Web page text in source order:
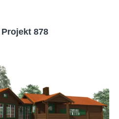
Projekt 878